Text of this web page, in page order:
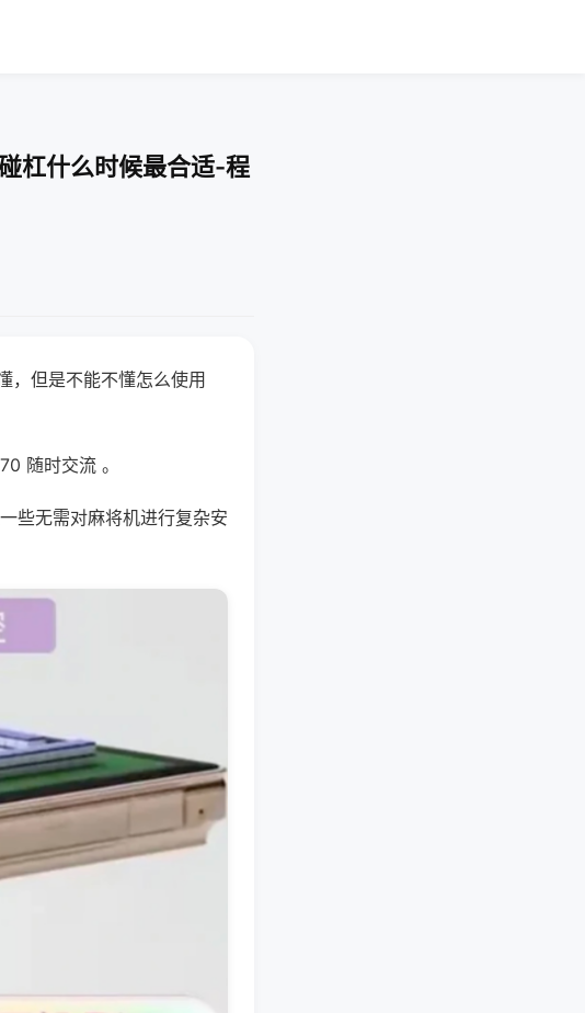
杠什么时候最合适-程
，但是不能不懂怎么使用
随时交流 。
些无需对麻将机进行复杂安